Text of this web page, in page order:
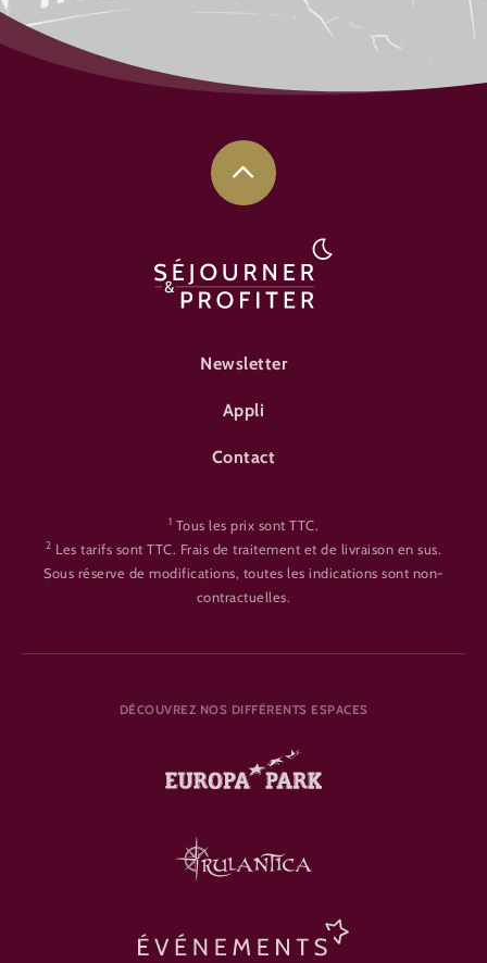
FOOTER-ÜBERNACHTEN
Newsletter
Appli
Contact
1 Tous les prix sont TTC.
2 Les tarifs sont TTC. Frais de traitement et de livraison en sus.
Sous réserve de modifications, toutes les indications sont non-
contractuelles.
DÉCOUVREZ NOS DIFFÉRENTS ESPACES